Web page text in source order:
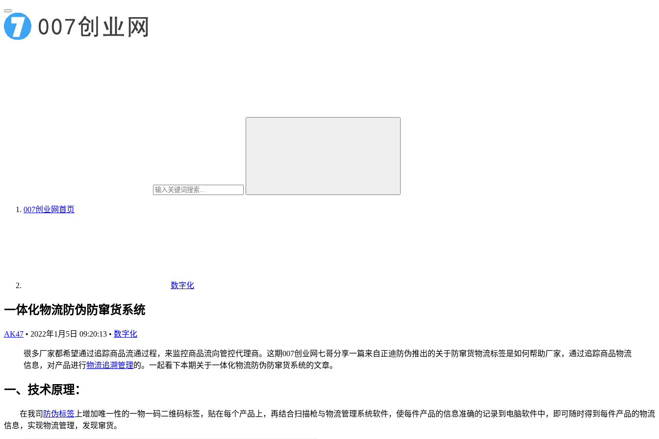
007创业网首页
数字化
一体化物流防伪防窜货系统
AK47 • 2022年1月5日 09:20:13 • 数字化
很多厂家都希望通过追踪商品流通过程，来监控商品流向管控代理商。这期007创业网七哥分享一篇来自正迪防伪推出的关于防窜货物流标签是如何帮助厂家，通过追踪商品物流
信息，对产品进行物流追溯管理的。一起看下本期关于一体化物流防伪防窜货系统的文章。
一、技术原理：
在我司 防伪标签 上增加唯一性的一物一码二维码标签，贴在每个产品上，再结合扫描枪与物流管理系统软件，使每件产品的信息准确的记录到电脑软件中，即可随时得到每件产品的物流
信息，实现物流管理，发现窜货。